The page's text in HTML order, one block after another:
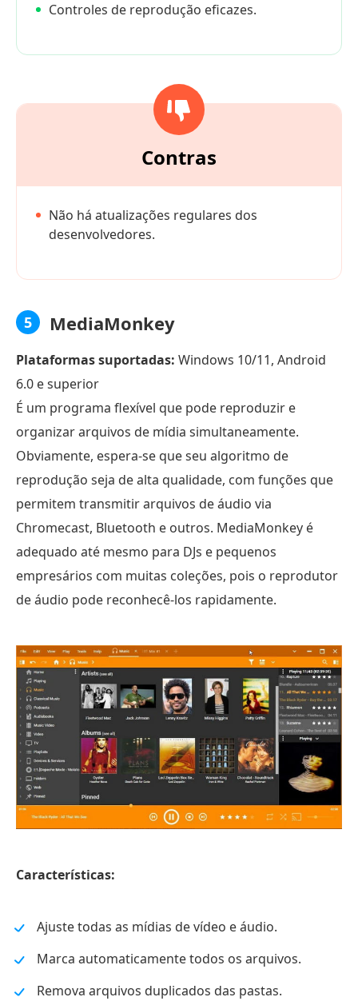
Controles de reprodução eficazes.
Contras
Não há atualizações regulares dos
desenvolvedores.
5 MediaMonkey
Plataformas suportadas: Windows 10/11, Android
6.0 e superior
É um programa flexível que pode reproduzir e
organizar arquivos de mídia simultaneamente.
Obviamente, espera-se que seu algoritmo de
reprodução seja de alta qualidade, com funções que
permitem transmitir arquivos de áudio via
Chromecast, Bluetooth e outros. MediaMonkey é
adequado até mesmo para DJs e pequenos
empresários com muitas coleções, pois o reprodutor
de áudio pode reconhecê-los rapidamente.
Características:
Ajuste todas as mídias de vídeo e áudio.
Marca automaticamente todos os arquivos.
Remova arquivos duplicados das pastas.